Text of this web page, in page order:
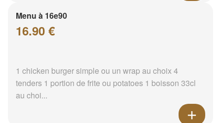
Menu à 16e90
16.90 €
1 chicken burger simple ou un wrap au choix 4
tenders 1 portion de frite ou potatoes 1 boisson 33cl
au choi...